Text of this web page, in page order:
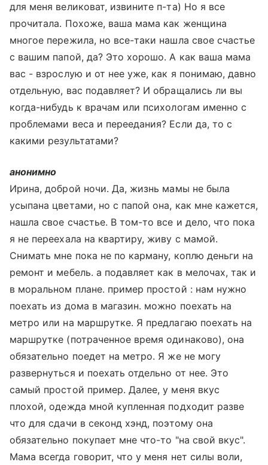
для меня великоват, извините п-та) Но я все
прочитала. Похоже, ваша мама как женщина
многое пережила, но все-таки нашла свое счастье
с вашим папой, да? Это хорошо. А как ваша мама
вас - взрослую и от нее уже, как я понимаю, давно
отдельную, вас подавляет? И обращались ли вы
когда-нибудь к врачам или психологам именно с
проблемами веса и переедания? Если да, то с
какими результатами?
анонимно
Ирина, доброй ночи. Да, жизнь мамы не была
усыпана цветами, но с папой она, как мне кажется,
нашла свое счастье. В том-то все и дело, что пока
я не переехала на квартиру, живу с мамой.
Снимать мне пока не по карману, коплю деньги на
ремонт и мебель. а подавляет как в мелочах, так и
в моральном плане. пример простой : нам нужно
поехать из дома в магазин. можно поехать на
метро или на маршрутке. Я предлагаю поехать на
маршрутке (потраченное время одинаково), она
обязательно поедет на метро. Я же не могу
развернуться и поехать отдельно от нее. Это
самый простой пример. Далее, у меня вкус
плохой, одежда мной купленная подходит разве
что для сдачи в секонд хэнд, поэтому она
обязательно покупает мне что-то "на свой вкус".
Мама всегда говорит, что у меня нет силы воли,